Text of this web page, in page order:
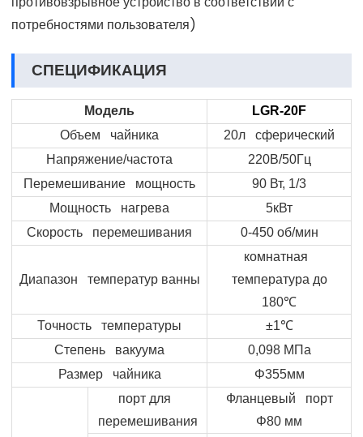
потребностями пользователя)
СПЕЦИФИКАЦИЯ
Модель
LGR-20F
Объем чайника
20л сферический
Напряжение/частота
220В/50Гц
Перемешивание мощность
90 Вт, 1/3
Мощность нагрева
5кВт
Скорость перемешивания
0-450 об/мин
Диапазон температур ванны
комнатная
температура до
180℃
Точность температуры
±1℃
Степень вакуума
0,098 МПа
Размер чайника
Φ355мм
порт для
перемешивания
Фланцевый порт
Φ80 мм